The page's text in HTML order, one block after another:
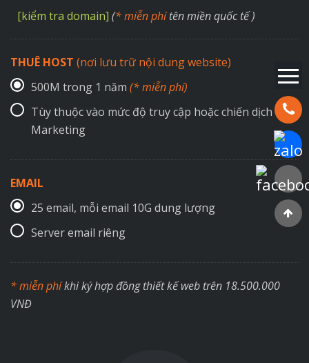
Hotline:
Chat
[kiểm tra domain] (* miễn phítên miền quốc tế )
THUÊ HOST (nơi lưu trữ nội dung website)
500M trong 1 năm (* miễn phí)
Tùy thuộc vào mức độ truy cập hoặc chiến dịch
Marketing
EMAIL
25 email, mỗi email 10G dung lượng
Server email riêng
* miễn phíkhi ký hợp đồng thiết kế web trên 18.500.000
VNĐ